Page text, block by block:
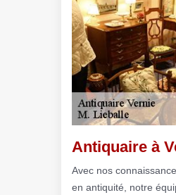
Antiquaire à
Avec nos
en antiquité, notre